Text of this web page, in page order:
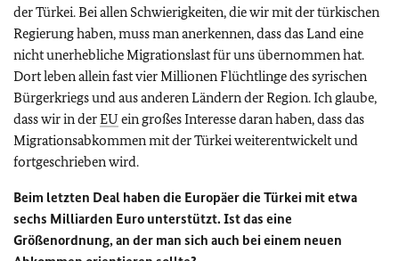
der Türkei. Bei allen Schwierigkeiten, die wir mit der türkischen
Regierung haben, muss man anerkennen, dass das Land eine
nicht unerhebliche Migrationslast für uns übernommen hat.
Dort leben allein fast vier Millionen Flüchtlinge des syrischen
Bürgerkriegs und aus anderen Ländern der Region. Ich glaube,
dass wir in derEU ein großes Interesse daran haben, dass das
Migrationsabkommen mit der Türkei weiterentwickelt und
fortgeschrieben wird.
Beim letzten Deal haben die Europäer die Türkei mit etwa
sechs Milliarden Euro unterstützt. Ist das eine
Größenordnung, an der man sich auch bei einem neuen